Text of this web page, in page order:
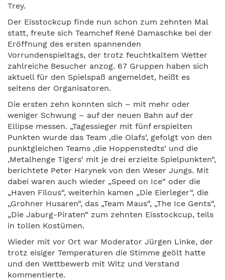
Trey.
Der Eisstockcup finde nun schon zum zehnten Mal
statt, freute sich Teamchef René Damaschke bei der
Eröffnung des ersten spannenden
Vorrundenspieltags, der trotz feuchtkaltem Wetter
zahlreiche Besucher anzog. 67 Gruppen haben sich
aktuell für den Spielspaß angemeldet, heißt es
seitens der Organisatoren.
Die ersten zehn konnten sich – mit mehr oder
weniger Schwung – auf der neuen Bahn auf der
Ellipse messen. „Tagessieger mit fünf erspielten
Punkten wurde das Team ‚die Olafs‘, gefolgt von den
punktgleichen Teams ‚die Hoppenstedts‘ und die
‚Metalhenge Tigers‘ mit je drei erzielte Spielpunkten“,
berichtete Peter Harynek von den Weser Jungs. Mit
dabei waren auch wieder „Speed on Ice“ oder die
„Haven Filous“, weiterhin kamen „Die Eierleger“, die
„Grohner Husaren“, das „Team Maus“, „The Ice Gents“,
„Die Jaburg-Piraten“ zum zehnten Eisstockcup, teils
in tollen Kostümen.
Wieder mit vor Ort war Moderator Jürgen Linke, der
trotz eisiger Temperaturen die Stimme geölt hatte
und den Wettbewerb mit Witz und Verstand
kommentierte.